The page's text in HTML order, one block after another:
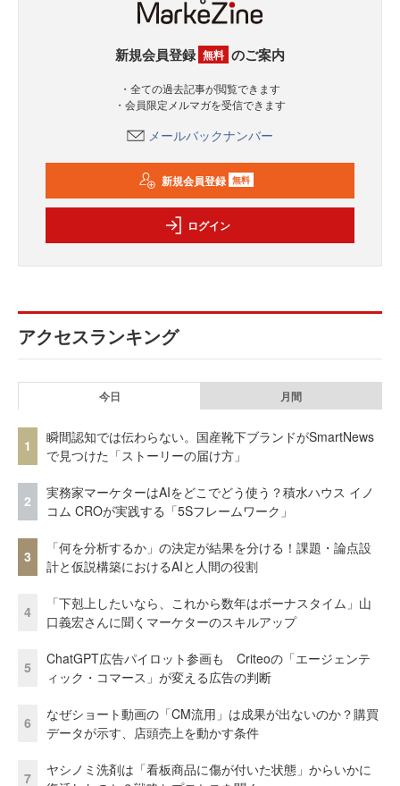
新規会員登録 無料 のご案内
・全ての過去記事が閲覧できます
・会員限定メルマガを受信できます
メールバックナンバー
新規会員登録 無料
ログイン
アクセスランキング
今日 月間
1
瞬間認知では伝わらない。国産靴下ブランドがSmartNews
で見つけた「ストーリーの届け方」
2
実務家マーケターはAIをどこでどう使う？積水ハウス イノ
コム CROが実践する「5Sフレームワーク」
3
「何を分析するか」の決定が結果を分ける！課題・論点設
計と仮説構築におけるAIと人間の役割
4
「下剋上したいなら、これから数年はボーナスタイム」山
口義宏さんに聞くマーケターのスキルアップ
5
ChatGPT広告パイロット参画も Criteoの「エージェンテ
ィック・コマース」が変える広告の判断
6
なぜショート動画の「CM流用」は成果が出ないのか？購買
データが示す、店頭売上を動かす条件
7
ヤシノミ洗剤は「看板商品に傷が付いた状態」からいかに